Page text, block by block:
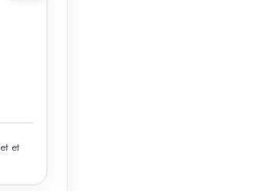
et